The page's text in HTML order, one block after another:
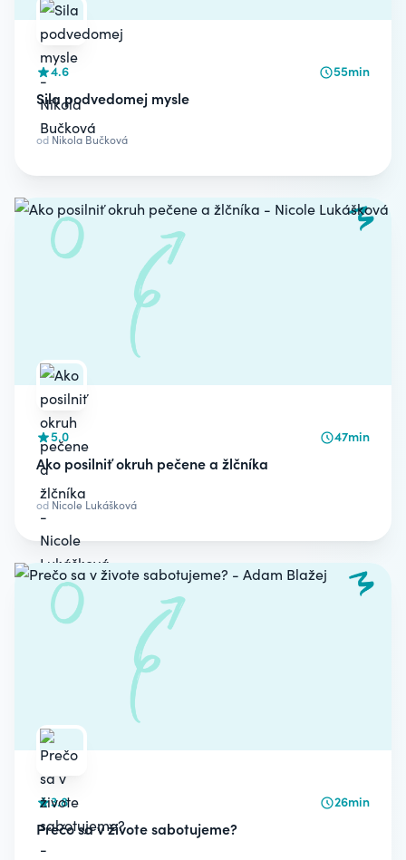
4.6 55min
Sila podvedomej mysle
od Nikola Bučková
5.0 47min
Ako posilniť okruh pečene a žlčníka
od Nicole Lukášková
3.8 26min
Prečo sa v živote sabotujeme?